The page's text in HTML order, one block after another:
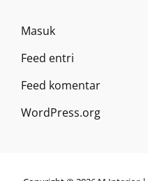
Masuk
Feed entri
Feed komentar
WordPress.org